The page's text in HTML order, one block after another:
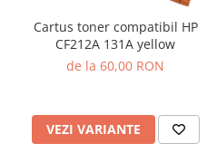
Cartus toner compatibil HP
CF212A 131A yellow
de la 60,00 RON
VEZI VARIANTE